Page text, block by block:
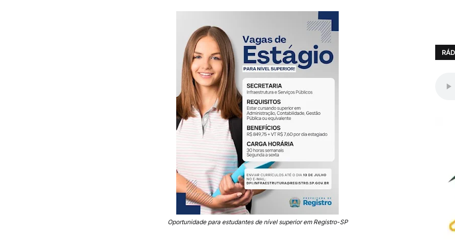
Oportunidade para estudantes de nível superior em Registro-SP